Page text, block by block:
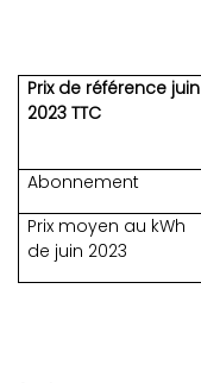
Prix de référence juin
2023 TTC
Abonnement
Prix moyen au kWh
de juin 2023